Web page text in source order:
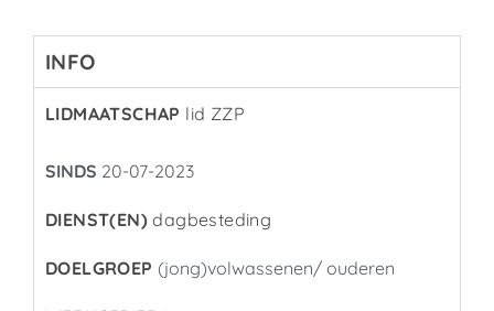
INFO
LIDMAATSCHAP lid ZZP
SINDS 20-07-2023
DIENST(EN) dagbesteding
DOELGROEP (jong)volwassenen/ ouderen